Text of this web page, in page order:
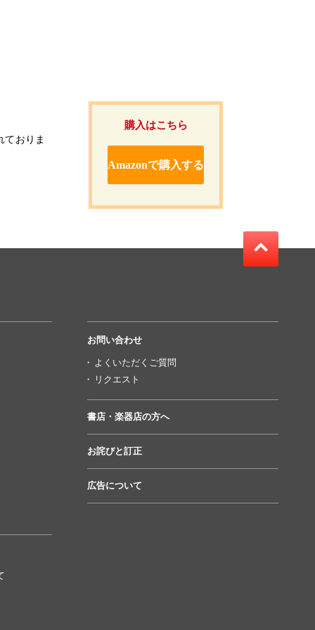
ておりま
購入はこちら
Amazonで購入する
お問い合わせ
よくいただくご質問
リクエスト
書店・楽器店の方へ
お詫びと訂正
広告について